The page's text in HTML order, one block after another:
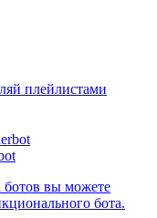
плейлистами
ботов вы можете
бота.